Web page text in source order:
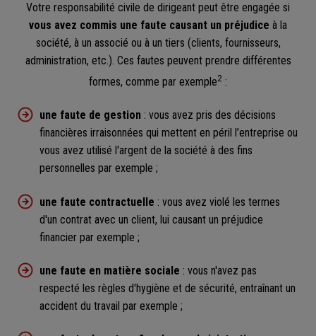
Votre responsabilité civile de dirigeant peut être engagée si
vous avez commis une faute causant un préjudice à la
société, à un associé ou à un tiers (clients, fournisseurs,
administration, etc.). Ces fautes peuvent prendre différentes
formes, comme par exemple2 :
une faute de gestion : vous avez pris des décisions
financières irraisonnées qui mettent en péril l’entreprise ou
vous avez utilisé l'argent de la société à des fins
personnelles par exemple ;
une faute contractuelle : vous avez violé les termes
d'un contrat avec un client, lui causant un préjudice
financier par exemple ;
une faute en matière sociale : vous n'avez pas
respecté les règles d'hygiène et de sécurité, entraînant un
accident du travail par exemple ;